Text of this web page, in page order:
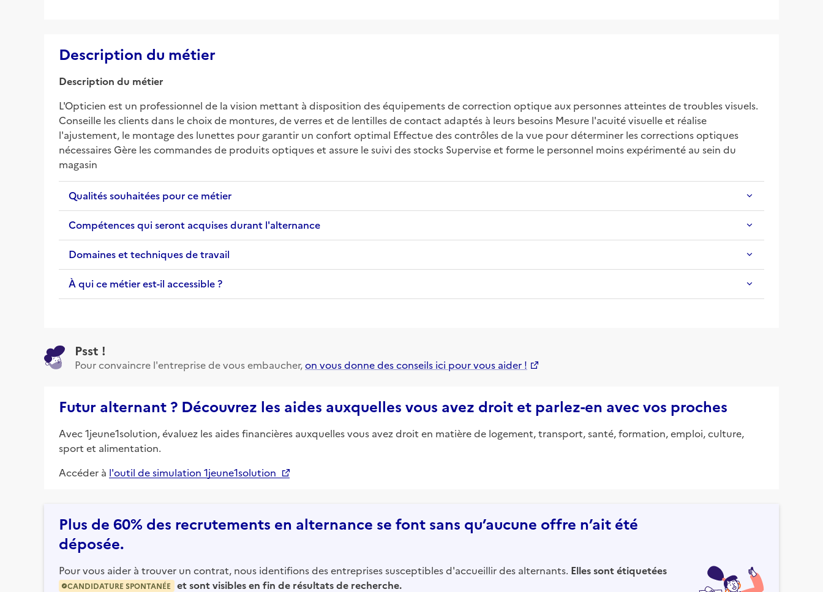
Description du métier
Description du métier
L'Opticien est un professionnel de la vision mettant à disposition des équipements de correction optique aux personnes atteintes de troubles visuels.
Conseille les clients dans le choix de montures, de verres et de lentilles de contact adaptés à leurs besoins Mesure l'acuité visuelle et réalise
l'ajustement, le montage des lunettes pour garantir un confort optimal Effectue des contrôles de la vue pour déterminer les corrections optiques
nécessaires Gère les commandes de produits optiques et assure le suivi des stocks Supervise et forme le personnel moins expérimenté au sein du
magasin
Qualités souhaitées pour ce métier
Compétences qui seront acquises durant l'alternance
Domaines et techniques de travail
À qui ce métier est-il accessible ?
Psst !
Pour convaincre l'entreprise de vous embaucher,on vous donne des conseils ici pour vous aider !
Futur alternant ? Découvrez les aides auxquelles vous avez droit et parlez-en avec vos proches
Avec 1jeune1solution, évaluez les aides financières auxquelles vous avez droit en matière de logement, transport, santé, formation, emploi, culture,
sport et alimentation.
Accéder à l'outil de simulation 1jeune1solution
Plus de 60% des recrutements en alternance se font sans qu’aucune offre n’ait été
déposée.
Pour vous aider à trouver un contrat, nous identifions des entreprises susceptibles d'accueillir des alternants. Elles sont étiquetées
CANDIDATURE SPONTANÉE
et sont visibles en fin de résultats de recherche.